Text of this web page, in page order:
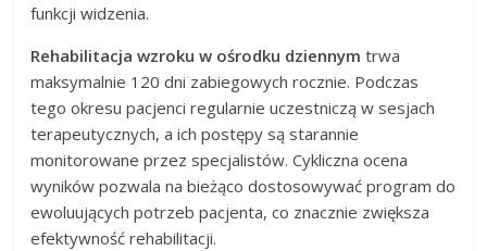
funkcji widzenia.
Rehabilitacja wzroku w ośrodku dziennym trwa
maksymalnie 120 dni zabiegowych rocznie. Podczas
tego okresu pacjenci regularnie uczestniczą w sesjach
terapeutycznych, a ich postępy są starannie
monitorowane przez specjalistów. Cykliczna ocena
wyników pozwala na bieżąco dostosowywać program do
ewoluujących potrzeb pacjenta, co znacznie zwiększa
efektywność rehabilitacji.